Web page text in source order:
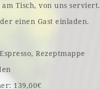
am Tisch, von uns serviert.
einen Gast einladen.
Rezeptmappe
139,00€